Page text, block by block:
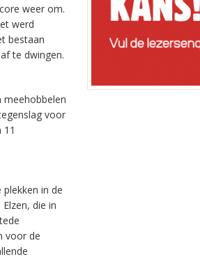
weer om.
werd
bestaan
te dwingen.
meehobbelen
voor
in de
die in
voor de